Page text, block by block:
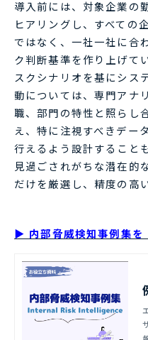
導入前には、対象企業の
ヒアリングし、すべての
ではなく、一社一社に合
ク判断基準を作り上げて
スクシナリオを基にシス
動については、専門アナ
職、部門の特性と照らし
え、特に注視すべきデー
行えるよう設計すること
見過ごされがちな潜在的
だけを厳選し、精度の高
▶ 内部脅威検知事例集を